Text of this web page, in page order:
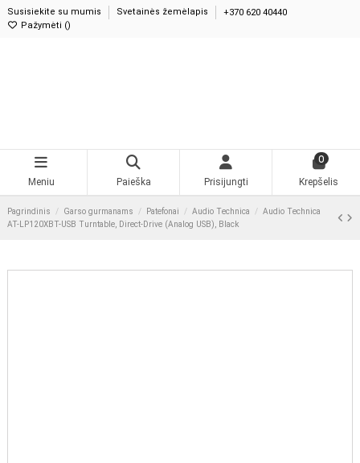
Susisiekite su mumis Svetainės žemėlapis
+370 620 40440
Pažymėti ( 0)
Meniu Paieška Prisijungti
0
Krepšelis
Pagrindinis Garso gurmanams Patefonai Audio Technica
Audio
Technica AT-LP120XBT-USB Turntable, Direct-Drive (Analog USB), Black